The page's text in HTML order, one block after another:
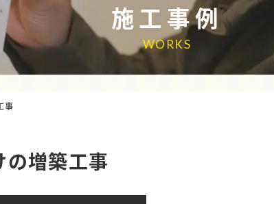
施工事例
WORKS
事
増築工事